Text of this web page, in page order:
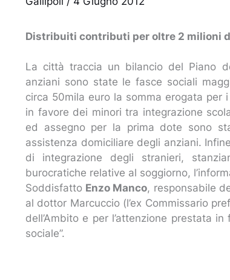
Distribuiti contributi per oltre 2 milioni
La città traccia un bilancio del Piano
anziani sono state le fasce sociali
circa 50mila euro la somma erogata per
in favore dei minori tra integrazione
ed assegno per la prima dote sono
assistenza domiciliare degli anziani.
di integrazione degli stranieri,
burocratiche relative al soggiorno,
Soddisfatto Enzo Manco, responsabile
al dottor Marcuccio (l’ex Commissario
dell’Ambito e per l’attenzione prestata
sociale”.